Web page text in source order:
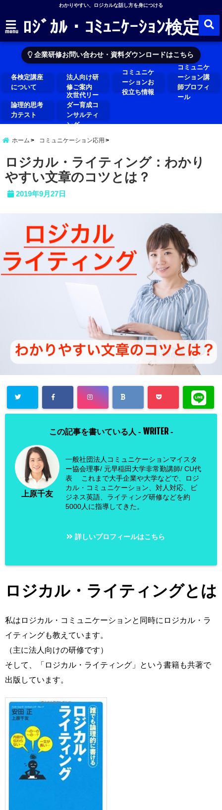
わかりやすい、ロジカルな話し方を身につける
menu ﾛｼﾞｶﾙ・ｺﾐｭﾆｹｰｼｮﾝ検定
企業研修お問い合わせ・資料ダウンロードはこちら
各検定講座
について
法人向け研
修ご案内
コミュニケ
ーションお
役立ち情報
コミュニケ
ーション講
師プロフィ
ール
論理的思考
力テスト
次世代リー
ダー育成コ
ンサルティ
ング
ホーム コミュニケーション応用
ロジカル・ライティング：わかり
やすい文章のコツとは？
2019年9月27日
この記事を書いている人 - WRITER -
上原千友
一般社団法人コミュニケーションマイスタ
ー協会理事/ 元早稲田大学非常勤講師/ CU代
表 これまで大手企業や大学などで、ロジ
カル・コミュニケーション、対人対応、ビ
ジネス英語、ライティング研修などを約
5000人に指導してきた。
詳しいプロフィールはこちら
ロジカル・ライティングとは
私はロジカル・コミュニケーションと同時にロジカル・ラ
イティングも教えています。
（主に法人向けの研修です）
そして、「ロジカル・ライティング」という書籍も共著で
出版しています。